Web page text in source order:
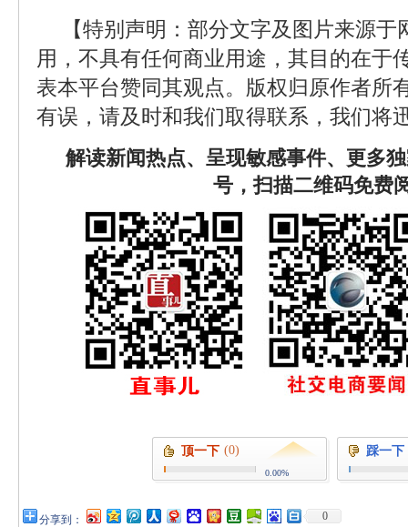
【特别声明：部分文字及图片来源
用，不具有任何商业用途，其目的在于
表本平台赞同其观点。版权归原作者所
有误，请及时和我们取得联系，我们将
解读新闻热点、呈现敏感事件、更多
号，扫描二维码免费
顶一下 (0)
0.00%
踩一下
分享到： 0